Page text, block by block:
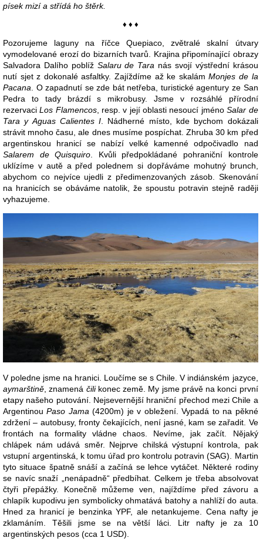
písek mizí a střídá ho štěrk.
♦ ♦ ♦
Pozorujeme laguny na říčce Quepiaco, zvětralé skalní útvary
vymodelované erozí do bizarních tvarů. Krajina připomínající obrazy
Salvadora Dalího poblíž Salaru de Tara nás svojí výstřední krásou
nutí sjet z dokonalé asfaltky. Zajíždíme až ke skalámMonjes de la
Pacana . O zapadnutí se zde bát netřeba, turistické agentury ze San
Pedra to tady brázdí s mikrobusy. Jsme v rozsáhlé přírodní
rezervaciLos Flamencos, resp. v její oblasti nesoucí jménoSalar de
Tara y Aguas Calientes I . Nádherné místo, kde bychom dokázali
strávit mnoho času, ale dnes musíme pospíchat. Zhruba 30 km před
argentinskou hranicí se nabízí velké kamenné odpočivadlo nad
Salarem de Quisquiro . Kvůli předpokládané pohraniční kontrole
uklízíme v autě a před polednem si dopřáváme mohutný brunch,
abychom co nejvíce ujedli z předimenzovaných zásob. Skenování
na hranicích se obáváme natolik, že spoustu potravin stejně raději
vyhazujeme.
V poledne jsme na hranici. Loučíme se s Chile. V indiánském jazyce,
aymarštině , znamená čilikonec země. My jsme právě na konci první
etapy našeho putování. Nejsevernější hraniční přechod mezi Chile a
ArgentinouPaso Jama (4200m) je v obležení. Vypadá to na pěkné
zdržení – autobusy, fronty čekajících, není jasné, kam se zařadit. Ve
frontách na formality vládne chaos. Nevíme, jak začít. Nějaký
chlápek nám udává směr. Nejprve chilská výstupní kontrola, pak
vstupní argentinská, k tomu úřad pro kontrolu potravin (SAG). Martin
tyto situace špatně snáší a začíná se lehce vytáčet. Některé rodiny
se navíc snaží „nenápadně“ předbíhat. Celkem je třeba absolvovat
čtyři přepážky. Konečně můžeme ven, najíždíme před závoru a
chlapík kupodivu jen symbolicky ohmatává batohy a nahlíží do auta.
Hned za hranicí je benzinka YPF, ale netankujeme. Cena nafty je
zklamáním. Těšili jsme se na větší láci. Litr nafty je za 10
argentinských pesos (cca 1 USD).